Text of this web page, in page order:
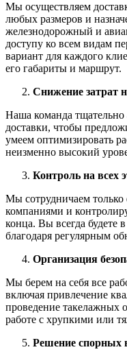
Мы осуществляем
любых размеров и
железнодорожный и
доступу ко всем видам
вариант для каждого
его габариты и маршрут.
Снижение затрат
Наша команда
доставки, чтобы
умеем оптимизировать
неизменно высокий
Контроль на всех
Мы сотрудничаем
компаниями и
конца. Вы всегда будете
благодаря регулярным
Организация
Мы берем на себя все
включая привлечение
проведение такелажных
работе с хрупкими или
Решение спорных